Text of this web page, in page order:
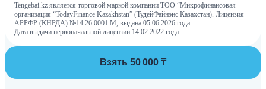
Tengebai.kz является торговой маркой компании ТОО “Микрофинансовая
организация “TodayFinance Kazakhstan” (ТудейФайнэнс Казахстан). Лицензия
АРРФР (ҚНРДА) №14.26.0001.М, выдана 05.06.2026 года.
Дата выдачи первоначальной лицензии 14.02.2022 года.
Взять 50 000 ₸